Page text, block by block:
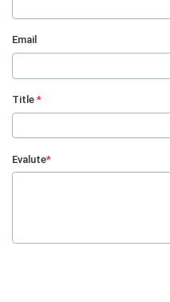
Email
Title *
Evalute*